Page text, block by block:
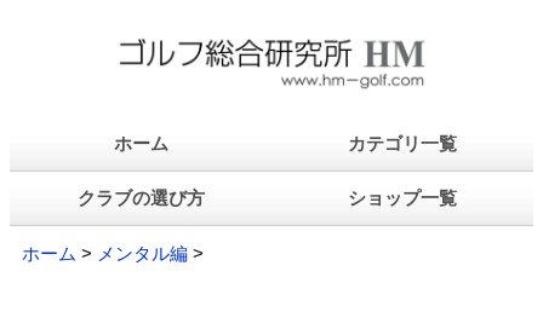
ホーム カテゴリ一覧
クラブの選び方 ショップ一覧
ホーム > メンタル編 >